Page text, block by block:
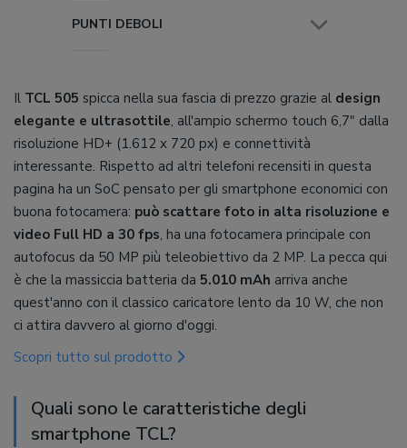
PUNTI DEBOLI
Il TCL 505 spicca nella sua fascia di prezzo grazie al design
elegante e ultrasottile, all'ampio schermo touch 6,7" dalla
risoluzione HD+ (1.612 x 720 px) e connettività
interessante. Rispetto ad altri telefoni recensiti in questa
pagina ha un SoC pensato per gli smartphone economici con
buona fotocamera: può scattare foto in alta risoluzione e
video Full HD a 30 fps, ha una fotocamera principale con
autofocus da 50 MP più teleobiettivo da 2 MP. La pecca qui
è che la massiccia batteria da 5.010 mAh arriva anche
quest'anno con il classico caricatore lento da 10 W, che non
ci attira davvero al giorno d'oggi.
Scopri tutto sul prodotto
Quali sono le caratteristiche degli
smartphone TCL?